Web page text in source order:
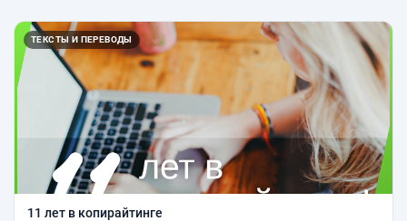
ТЕКСТЫ И ПЕРЕВОДЫ
11 лет в копирайтинге